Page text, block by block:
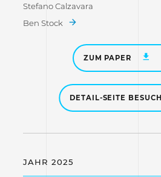
Stefano Calzavara
Ben Stock
ZUM PAPER
DETAIL-SEITE
JAHR 2025